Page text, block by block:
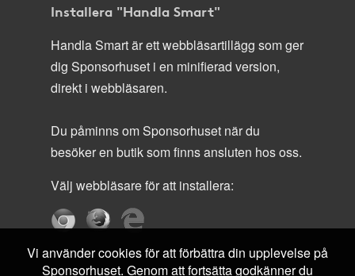
Installera "Handla Smart"
Handla Smart är ett webbläsartillägg som ger
dig Sponsorhuset i en minifierad version,
direkt i webbläsaren.
Du påminns om Sponsorhuset när du
besöker en butik som finns ansluten hos oss.
Välj webbläsare för att installera:
Vi använder cookies för att förbättra din upplevelse på
Sponsorhuset. Genom att fortsätta godkänner du